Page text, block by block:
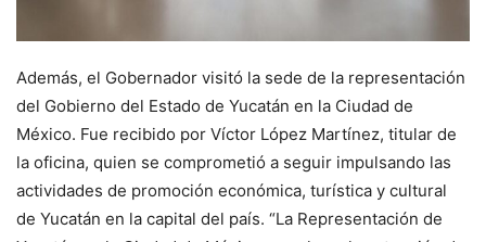
Además, el Gobernador visitó la sede de la representación
del Gobierno del Estado de Yucatán en la Ciudad de
México. Fue recibido por Víctor López Martínez, titular de
la oficina, quien se comprometió a seguir impulsando las
actividades de promoción económica, turística y cultural
de Yucatán en la capital del país. “La Representación de